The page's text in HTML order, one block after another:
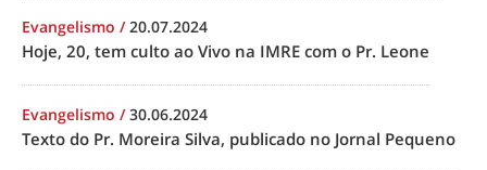
Evangelismo /20.07.2024
Hoje, 20, tem culto ao Vivo na IMRE com o Pr. Leone
Evangelismo /30.06.2024
Texto do Pr. Moreira Silva, publicado no Jornal Pequeno